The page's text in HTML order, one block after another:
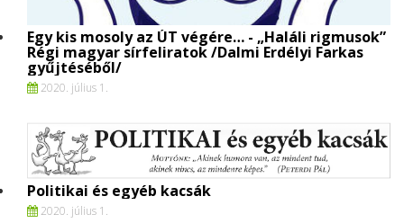
Egy kis mosoly az ÚT végére… - „Haláli rigmusok”
Régi magyar sírfeliratok /Dalmi Erdélyi Farkas
gyűjtéséből/
2020. július 1.
Politikai és egyéb kacsák
2020. július 1.